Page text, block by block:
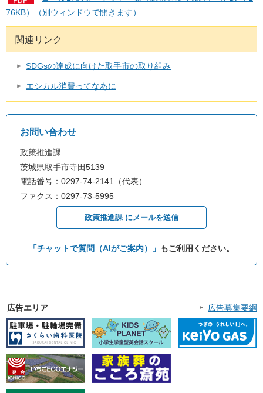
76KB）（別ウィンドウで開きます）
関連リンク
SDGsの達成に向けた取手市の取り組み
エシカル消費ってなあに
お問い合わせ
政策推進課
茨城県取手市寺田5139
電話番号：0297-74-2141（代表）
ファクス：0297-73-5995
政策推進課 にメールを送信
「チャットで質問（AIがご案内）」 もご利用ください。
広告エリア 広告募集要綱